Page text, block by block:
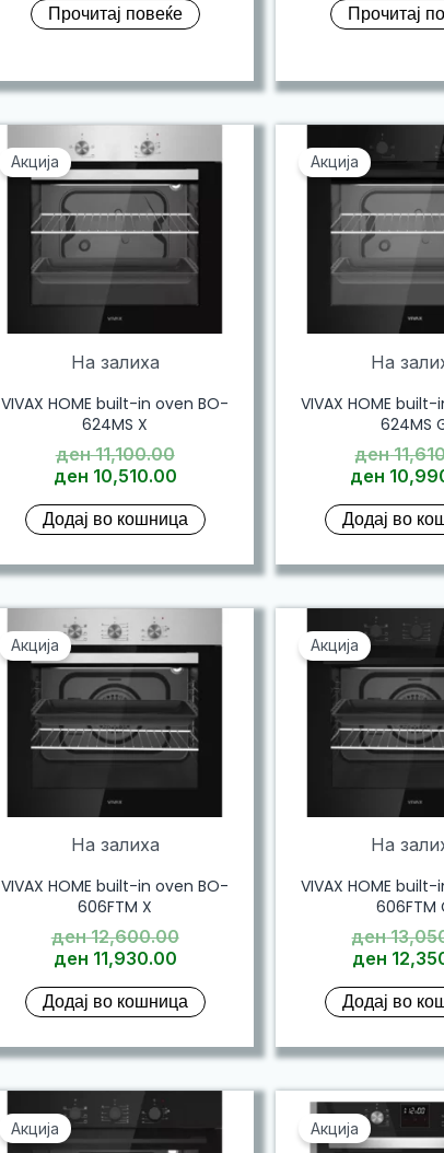
Прочитај повеќе Прочитај
Акција
На залиха
VIVAX HOME built-in oven BO-
624MS X
ден11,100.00Original
price
ден 11,100.00.
ден 10,510.00Current
is:
ден 10,510.00.
Додај во кошница
Акција
На
VIVAX HOME
624MS
ден
ден
Додај во
Акција
На залиха
VIVAX HOME built-in oven BO-
606FTM X
ден12,600.00Original
ден 12,600.00.
ден 11,930.00Current
is:
ден 11,930.00.
Додај во кошница
Акција
На
VIVAX HOME
606FTM
ден
ден
Додај во
Акција Акција